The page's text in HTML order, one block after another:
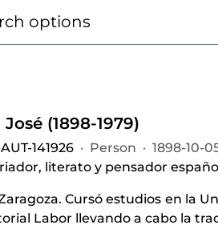
options
(1898-1979)
141926 · Person · 1898-10-
literato y pensador
Cursó estudios en la
Labor llevando a cabo la